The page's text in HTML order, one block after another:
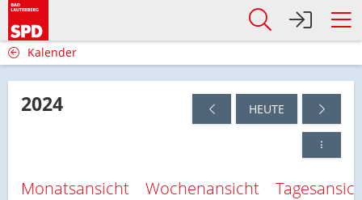
Kalender
2024 HEUTE
Monatsansicht Wochenansicht